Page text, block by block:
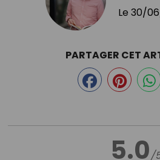
Le 30/
5.0/
PARTAGER CET